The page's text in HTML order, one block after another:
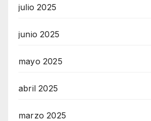
julio 2025
junio 2025
mayo 2025
abril 2025
marzo 2025